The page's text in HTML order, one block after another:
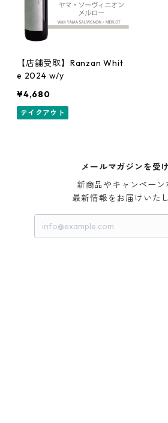
【店舗受取】Ranzan Whit
e 2024 w/y
¥4,680
テイクアウト
メールマガジンを受
新商品やキャンペーン
最新情報をお届けいたし